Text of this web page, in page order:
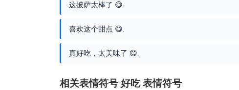
这披萨太棒了 😋.
喜欢这个甜点 😋.
真好吃，太美味了 😋.
相关表情符号 好吃 表情符号